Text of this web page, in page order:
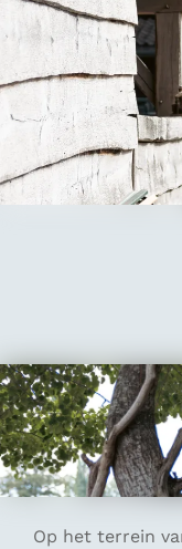
Honeyguide
een gezellige
een prachtige
Op het terrein